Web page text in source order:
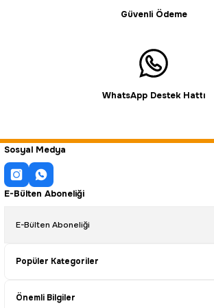
Güvenli Ödeme
WhatsApp Destek Hattı
Sosyal Medya
E-Bülten Aboneliği
Popüler Kategoriler
Önemli Bilgiler